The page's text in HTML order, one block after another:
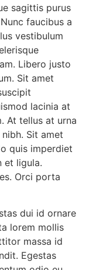
sagittis purus
faucibus a
vestibulum
Libero justo
Sit amet
lacinia at
At tellus at urna
Sit amet
quis imperdiet
et ligula.
Orci porta
dui id ornare
lorem mollis
massa id
Egestas